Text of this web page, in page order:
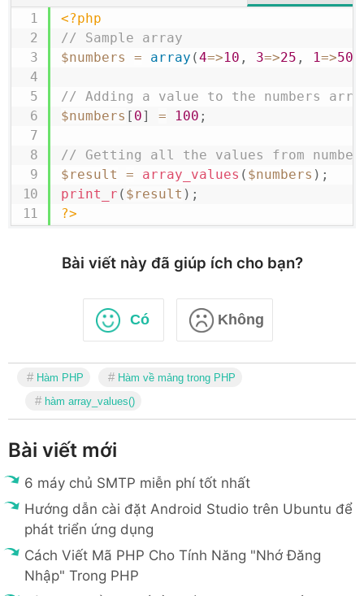
<?php
// Sample array
$numbers
= array (4=>10 , 3=>25 , 1=>50
// Adding a value to the numbers
$numbers [ 0] = 100 ;
// Getting all the values from
$result
= array_values ( $numbers ) ;
print_r ( $result ) ;
?>
Bài viết này đã giúp ích cho bạn?
Có Không
Hàm PHP
Hàm về mảng trong PHP
hàm array_values()
Bài viết mới
6 máy chủ SMTP miễn phí tốt nhất
Hướng dẫn cài đặt Android Studio trên Ubuntu để
phát triển ứng dụng
Cách Viết Mã PHP Cho Tính Năng "Nhớ Đăng
Nhập" Trong PHP